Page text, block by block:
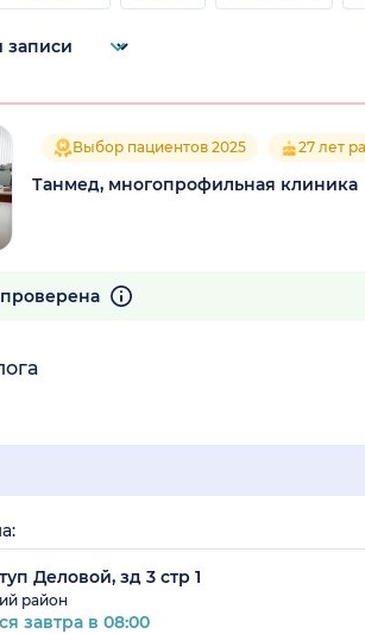
Выбор пациентов 2025 27 лет
Танмед, многопрофильная клиника
Деловой, зд 3 стр 1
район
завтра в 08:00